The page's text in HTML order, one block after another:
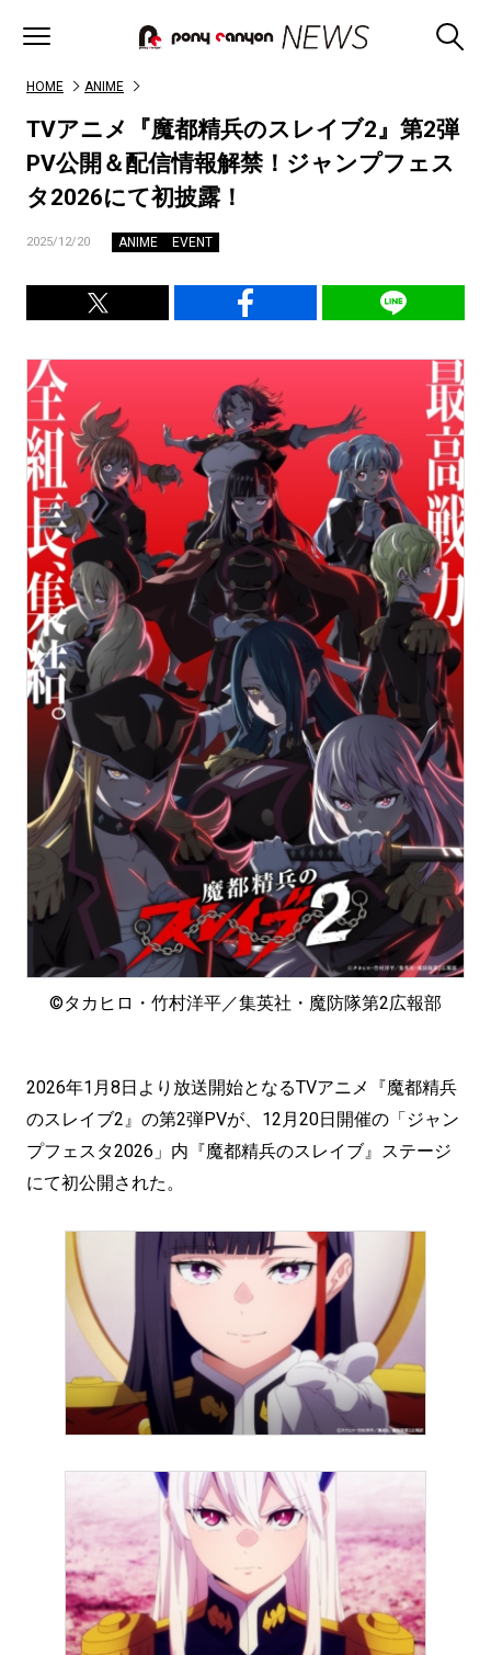
HOME ANIME
TVアニメ『魔都精兵のスレイブ2』第2弾
PV公開＆配信情報解禁！ジャンプフェス
タ2026にて初披露！
2025/12/20 ANIME EVENT
©︎タカヒロ・竹村洋平／集英社・魔防隊第2広報部
2026年1月8日より放送開始となるTVアニメ『魔都精兵
のスレイブ2』の第2弾PVが、12月20日開催の「ジャン
プフェスタ2026」内『魔都精兵のスレイブ』ステージ
にて初公開された。